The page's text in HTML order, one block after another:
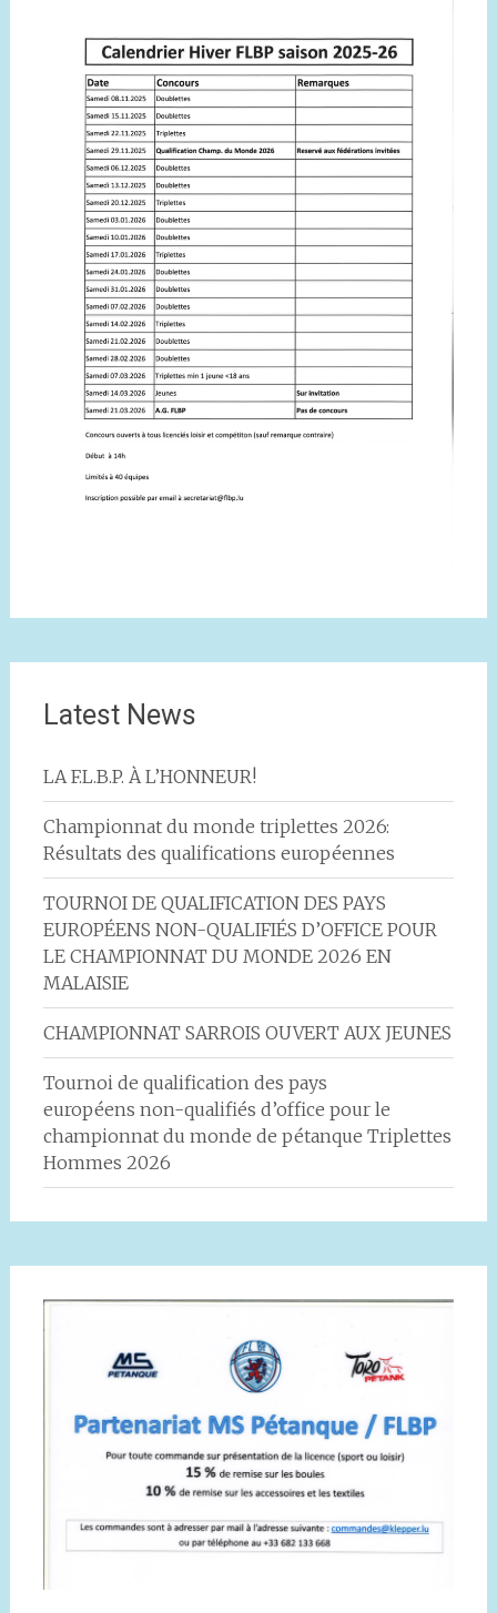
Latest News
LA F.L.B.P. À L’HONNEUR!
Championnat du monde triplettes 2026:
Résultats des qualifications européennes
TOURNOI DE QUALIFICATION DES PAYS
EUROPÉENS NON-QUALIFIÉS D’OFFICE POUR
LE CHAMPIONNAT DU MONDE 2026 EN
MALAISIE
CHAMPIONNAT SARROIS OUVERT AUX JEUNES
Tournoi de qualification des pays
européens non-qualifiés d’office pour le
championnat du monde de pétanque Triplettes
Hommes 2026